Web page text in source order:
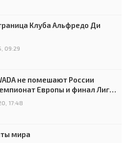
Клуба Альфредо Ди
09:29
не помешают России
Европы и финал Лиги
17:48
мира